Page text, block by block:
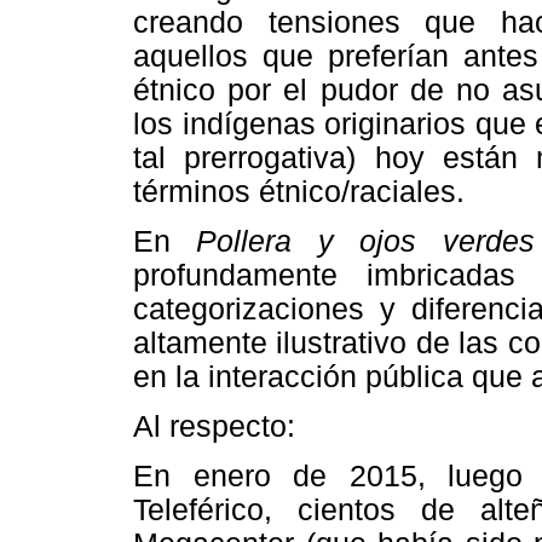
creando tensiones que
aquellos que preferían
étnico por el pudor de no
los indígenas originarios que
tal prerrogativa) hoy están
términos étnico/raciales.
En Pollera y ojos
profundamente
categorizaciones y
altamente ilustrativo de las
en la interacción pública que
Al respecto:
En enero de 2015,
Teleférico, cientos de